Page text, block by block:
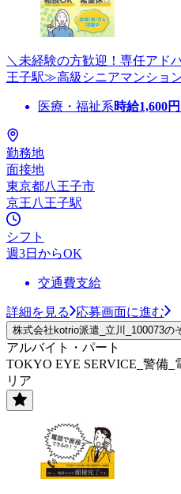
＼未経験の方歓迎！専任アド
王子駅≫高級シニアマンショ
医療・福祉系時給1,600
勤務地
面接地
東京都八王子市
京王八王子駅
シフト
週3日からOK
交通費支給
詳細を見る 応募画面に進む
株式会社kotrio派遣_立川_100073の
アルバイト・パート
TOKYO EYE SERVICE_警備_
リア